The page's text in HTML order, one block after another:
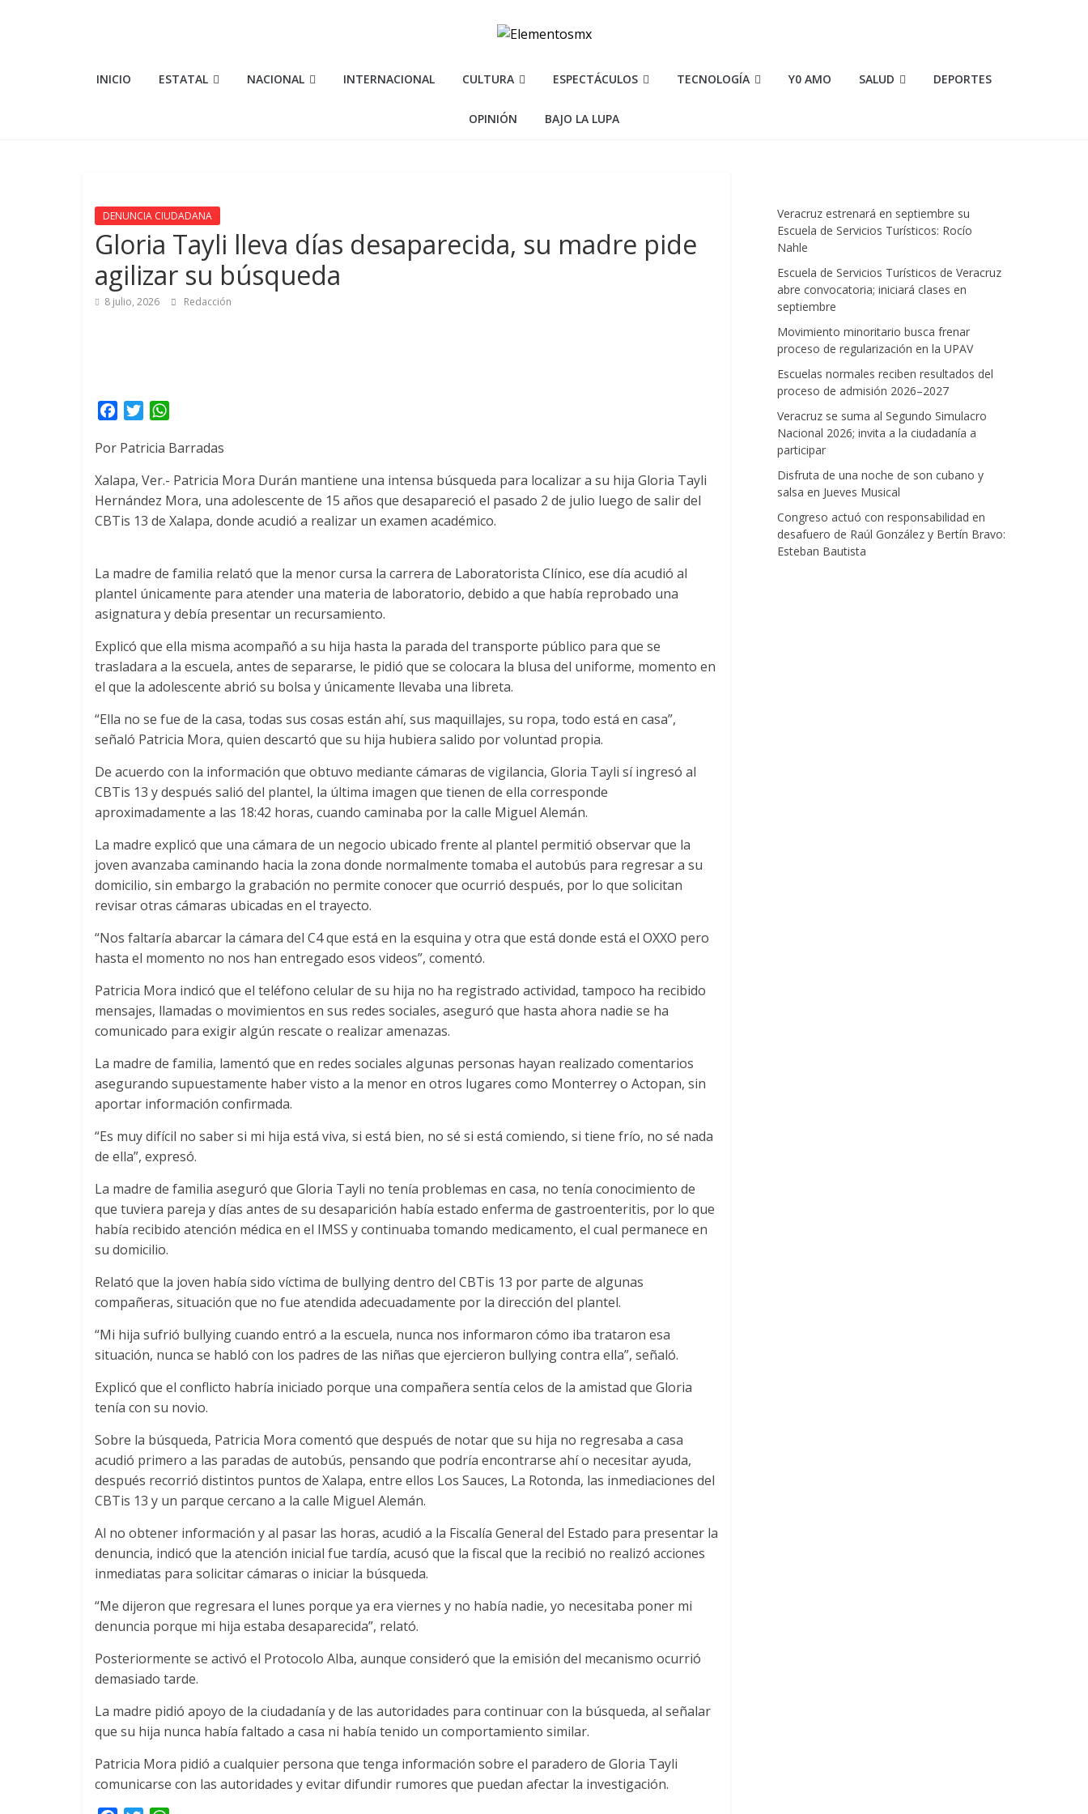
Elementosmx
INICIO ESTATAL NACIONAL INTERNACIONAL CULTURA ESPECTÁCULOS TECNOLOGÍA Y0 AMO SALUD DEPORTES
OPINIÓN BAJO LA LUPA
DENUNCIA CIUDADANA
Gloria Tayli lleva días desaparecida, su madre pide
agilizar su búsqueda
8 julio, 2026 Redacción
c
b
o
o
i
t
e
r
a
s
A
p
Por Patricia Barradas
Xalapa, Ver.- Patricia Mora Durán mantiene una intensa búsqueda para localizar a su hija Gloria Tayli
Hernández Mora, una adolescente de 15 años que desapareció el pasado 2 de julio luego de salir del
CBTis 13 de Xalapa, donde acudió a realizar un examen académico.
La madre de familia relató que la menor cursa la carrera de Laboratorista Clínico, ese día acudió al
plantel únicamente para atender una materia de laboratorio, debido a que había reprobado una
asignatura y debía presentar un recursamiento.
Explicó que ella misma acompañó a su hija hasta la parada del transporte público para que se
trasladara a la escuela, antes de separarse, le pidió que se colocara la blusa del uniforme, momento en
el que la adolescente abrió su bolsa y únicamente llevaba una libreta.
“Ella no se fue de la casa, todas sus cosas están ahí, sus maquillajes, su ropa, todo está en casa”,
señaló Patricia Mora, quien descartó que su hija hubiera salido por voluntad propia.
De acuerdo con la información que obtuvo mediante cámaras de vigilancia, Gloria Tayli sí ingresó al
CBTis 13 y después salió del plantel, la última imagen que tienen de ella corresponde
aproximadamente a las 18:42 horas, cuando caminaba por la calle Miguel Alemán.
La madre explicó que una cámara de un negocio ubicado frente al plantel permitió observar que la
joven avanzaba caminando hacia la zona donde normalmente tomaba el autobús para regresar a su
domicilio, sin embargo la grabación no permite conocer que ocurrió después, por lo que solicitan
revisar otras cámaras ubicadas en el trayecto.
“Nos faltaría abarcar la cámara del C4 que está en la esquina y otra que está donde está el OXXO pero
hasta el momento no nos han entregado esos videos”, comentó.
Patricia Mora indicó que el teléfono celular de su hija no ha registrado actividad, tampoco ha recibido
mensajes, llamadas o movimientos en sus redes sociales, aseguró que hasta ahora nadie se ha
comunicado para exigir algún rescate o realizar amenazas.
La madre de familia, lamentó que en redes sociales algunas personas hayan realizado comentarios
asegurando supuestamente haber visto a la menor en otros lugares como Monterrey o Actopan, sin
aportar información confirmada.
“Es muy difícil no saber si mi hija está viva, si está bien, no sé si está comiendo, si tiene frío, no sé nada
de ella”, expresó.
La madre de familia aseguró que Gloria Tayli no tenía problemas en casa, no tenía conocimiento de
que tuviera pareja y días antes de su desaparición había estado enferma de gastroenteritis, por lo que
había recibido atención médica en el IMSS y continuaba tomando medicamento, el cual permanece en
su domicilio.
Relató que la joven había sido víctima de bullying dentro del CBTis 13 por parte de algunas
compañeras, situación que no fue atendida adecuadamente por la dirección del plantel.
“Mi hija sufrió bullying cuando entró a la escuela, nunca nos informaron cómo iba trataron esa
situación, nunca se habló con los padres de las niñas que ejercieron bullying contra ella”, señaló.
Explicó que el conflicto habría iniciado porque una compañera sentía celos de la amistad que Gloria
tenía con su novio.
Sobre la búsqueda, Patricia Mora comentó que después de notar que su hija no regresaba a casa
acudió primero a las paradas de autobús, pensando que podría encontrarse ahí o necesitar ayuda,
después recorrió distintos puntos de Xalapa, entre ellos Los Sauces, La Rotonda, las inmediaciones del
CBTis 13 y un parque cercano a la calle Miguel Alemán.
Al no obtener información y al pasar las horas, acudió a la Fiscalía General del Estado para presentar la
denuncia, indicó que la atención inicial fue tardía, acusó que la fiscal que la recibió no realizó acciones
inmediatas para solicitar cámaras o iniciar la búsqueda.
“Me dijeron que regresara el lunes porque ya era viernes y no había nadie, yo necesitaba poner mi
denuncia porque mi hija estaba desaparecida”, relató.
Posteriormente se activó el Protocolo Alba, aunque consideró que la emisión del mecanismo ocurrió
demasiado tarde.
La madre pidió apoyo de la ciudadanía y de las autoridades para continuar con la búsqueda, al señalar
que su hija nunca había faltado a casa ni había tenido un comportamiento similar.
Patricia Mora pidió a cualquier persona que tenga información sobre el paradero de Gloria Tayli
comunicarse con las autoridades y evitar difundir rumores que puedan afectar la investigación.
Veracruz estrenará en septiembre su
Escuela de Servicios Turísticos: Rocío
Nahle
Escuela de Servicios Turísticos de Veracruz
abre convocatoria; iniciará clases en
septiembre
Movimiento minoritario busca frenar
proceso de regularización en la UPAV
Escuelas normales reciben resultados del
proceso de admisión 2026–2027
Veracruz se suma al Segundo Simulacro
Nacional 2026; invita a la ciudadanía a
participar
Disfruta de una noche de son cubano y
salsa en Jueves Musical
Congreso actuó con responsabilidad en
desafuero de Raúl González y Bertín Bravo:
Esteban Bautista